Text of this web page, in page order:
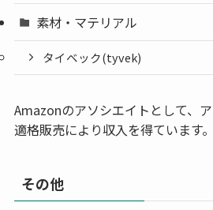
素材・マテリアル
タイベック(tyvek)
Amazonのアソシエイトとして、
適格販売により収入を得ています。
その他